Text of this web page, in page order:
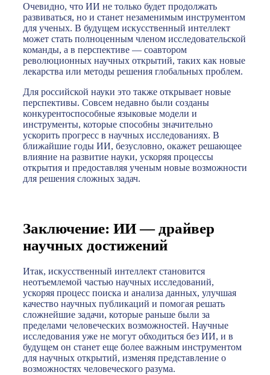
Очевидно, что ИИ не только будет продолжать
развиваться, но и станет незаменимым инструментом
для ученых. В будущем искусственный интеллект
может стать полноценным членом исследовательской
команды, а в перспективе — соавтором
революционных научных открытий, таких как новые
лекарства или методы решения глобальных проблем.
Для российской науки это также открывает новые
перспективы. Совсем недавно были созданы
конкурентоспособные языковые модели и
инструменты, которые способны значительно
ускорить прогресс в научных исследованиях. В
ближайшие годы ИИ, безусловно, окажет решающее
влияние на развитие науки, ускоряя процессы
открытия и предоставляя ученым новые возможности
для решения сложных задач.
Заключение: ИИ — драйвер
научных достижений
Итак, искусственный интеллект становится
неотъемлемой частью научных исследований,
ускоряя процесс поиска и анализа данных, улучшая
качество научных публикаций и помогая решать
сложнейшие задачи, которые раньше были за
пределами человеческих возможностей. Научные
исследования уже не могут обходиться без ИИ, и в
будущем он станет еще более важным инструментом
для научных открытий, изменяя представление о
возможностях человеческого разума.